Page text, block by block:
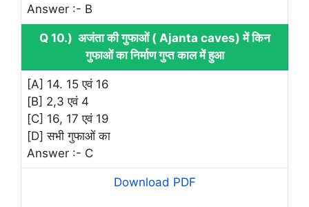
Answer :- B
Q 10.) अजंता की गुफाओं ( Ajanta caves) में किन
गुफाओं का निर्माण गुप्त काल में हुआ
[A] 14. 15 एवं 16
[B] 2,3 एवं 4
[C] 16, 17 एवं 19
[D] सभी गुफाओं का
Answer :- C
Download PDF